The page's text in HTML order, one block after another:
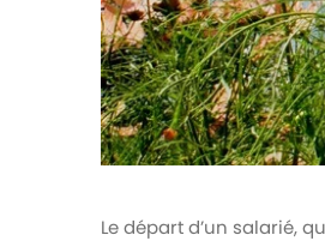
Le départ d’un salarié,